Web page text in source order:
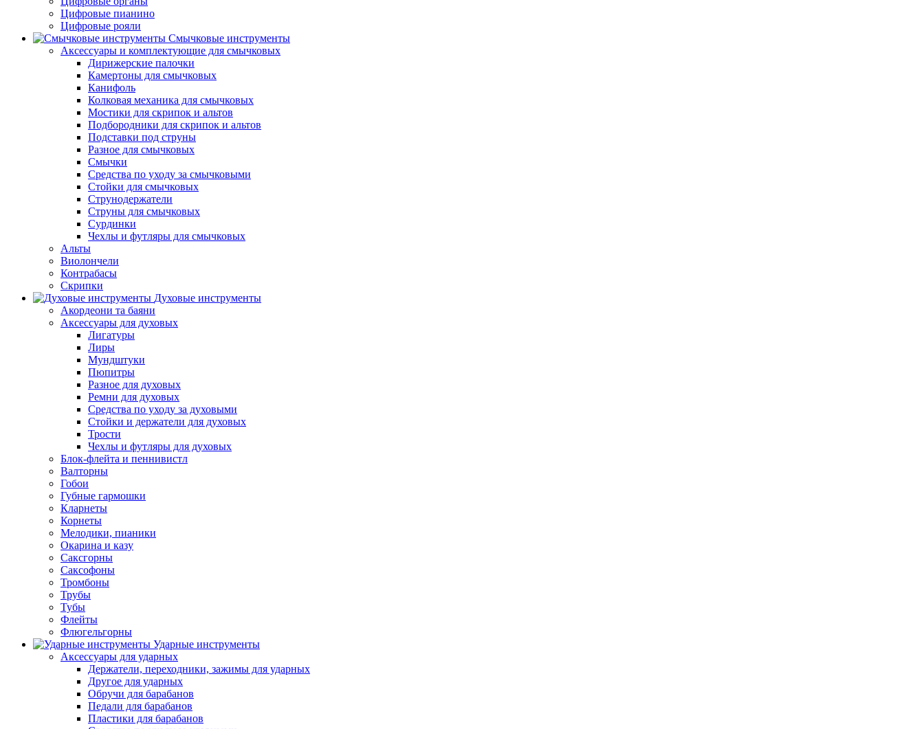
Цифровые пианино
Цифровые рояли
Смычковые инструменты
Аксессуары и комплектующие для смычковых
Дирижерские палочки
Камертоны для смычковых
Канифоль
Колковая механика для смычковых
Мостики для скрипок и альтов
Подбородники для скрипок и альтов
Подставки под струны
Разное для смычковых
Смычки
Средства по уходу за смычковыми
Стойки для смычковых
Струнодержатели
Струны для смычковых
Сурдинки
Чехлы и футляры для смычковых
Альты
Виолончели
Контрабасы
Скрипки
Духовые инструменты
Акордеони та баяни
Аксессуары для духовых
Лигатуры
Лиры
Мундштуки
Пюпитры
Разное для духовых
Ремни для духовых
Средства по уходу за духовыми
Стойки и держатели для духовых
Трости
Чехлы и футляры для духовых
Блок-флейта и пеннивистл
Валторны
Гобои
Губные гармошки
Кларнеты
Корнеты
Мелодики, пианики
Окарина и казу
Саксгорны
Саксофоны
Тромбоны
Трубы
Тубы
Флейты
Флюгельгорны
Ударные инструменты
Аксессуары для ударных
Держатели, переходники, зажимы для ударных
Другое для ударных
Обручи для барабанов
Педали для барабанов
Пластики для барабанов